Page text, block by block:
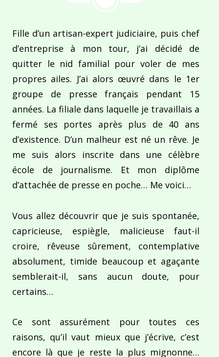
Fille d’un artisan-expert judiciaire, puis chef
d’entreprise à mon tour, j’ai décidé de
quitter le nid familial pour voler de mes
propres ailes. J’ai alors œuvré dans le 1er
groupe de presse français pendant 15
années. La filiale dans laquelle je travaillais a
fermé ses portes après plus de 40 ans
d’existence. D’un malheur est né un rêve. Je
me suis alors inscrite dans une célèbre
école de journalisme. Et mon diplôme
d’attachée de presse en poche… Me voici…
Vous allez découvrir que je suis spontanée,
capricieuse, espiègle, malicieuse faut-il
croire, rêveuse sûrement, contemplative
absolument, timide beaucoup et agaçante
semblerait-il, sans aucun doute, pour
certains…
Ce sont assurément pour toutes ces
raisons, qu’il vaut mieux que j’écrive, c’est
encore là que je reste la plus mignonne…